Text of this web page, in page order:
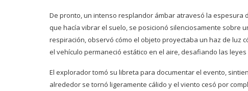
De pronto, un intenso resplandor ámbar atravesó la espesura
que hacía vibrar el suelo, se posicionó silenciosamente sobre
respiración, observó cómo el objeto proyectaba un haz de luz
el vehículo permaneció estático en el aire, desafiando las
El explorador tomó su libreta para documentar el evento,
alrededor se tornó ligeramente cálido y el viento cesó por